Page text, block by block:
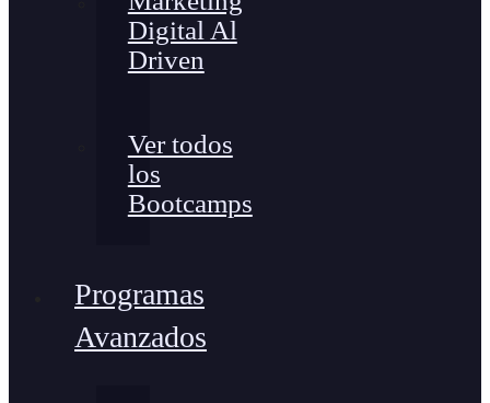
Digital Al
Driven
Ver todos
los
Bootcamps
Programas
Avanzados